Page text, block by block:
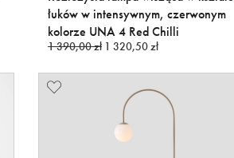
łuków w intensywnym, czerwonym
kolorze UNA 4 Red Chilli
1 390,00 zł1 320,50 zł